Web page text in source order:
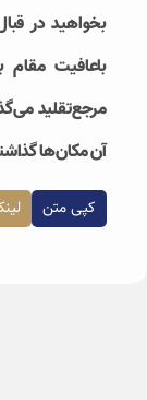
بخواهید در
باعافیت
مرجع‌تقلید
آن‌ مکان‌ها
کپی متن